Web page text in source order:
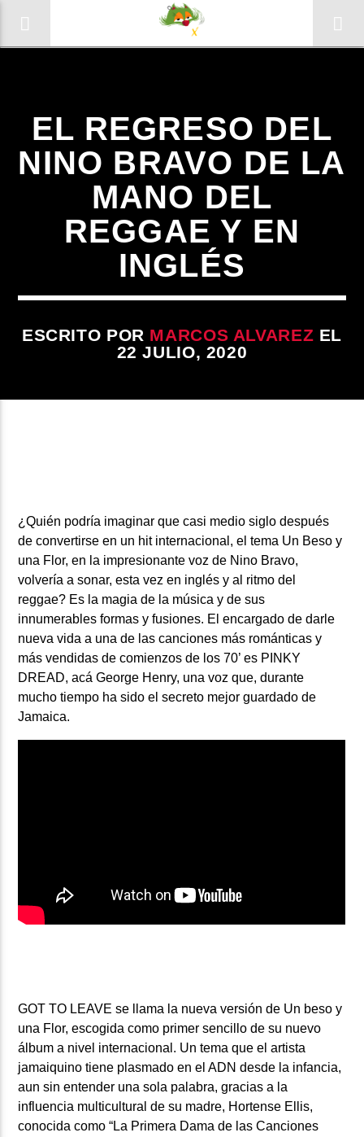
0:00
EL REGRESO DEL
NINO BRAVO DE LA
MANO DEL
REGGAE Y EN
INGLÉS
ESCRITO POR MARCOS ALVAREZ EL
22 JULIO, 2020
¿Quién podría imaginar que casi medio siglo después
de convertirse en un hit internacional, el tema Un Beso y
una Flor,en la impresionante voz de Nino Bravo,
volvería a sonar, esta vez en inglés y al ritmo del
reggae? Es la magia de la música y de sus
innumerables formas y fusiones. El encargado de darle
nueva vida a una de las canciones más románticas y
más vendidas de comienzos de los 70’ es PINKY
DREAD, acáGeorge Henry, una voz que, durante
mucho tiempo ha sido el secreto mejor guardado de
Jamaica.
GOT TO LEAVE se llama la nueva versión de Un beso y
una Flor, escogida como primer sencillo de su nuevo
álbum a nivel internacional. Un tema que el artista
jamaiquino tiene plasmado en el ADN desde la infancia,
aun sin entender una sola palabra, gracias a la
influencia multicultural de su madre, Hortense Ellis,
conocida como “La Primera Dama de las Canciones